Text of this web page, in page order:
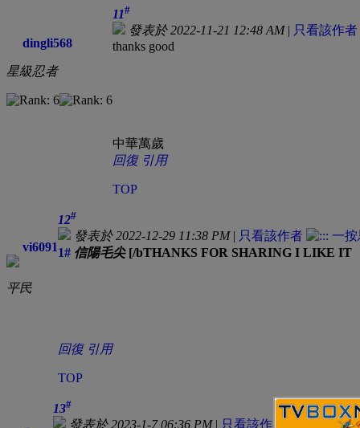
dingli568
星級忍者
11#
發表於 2022-11-21 12:48 AM| 只看該作者
thanks good
中華萬歲
回復 引用
TOP
vi6091
平民
12#
發表於 2022-12-29 11:38 PM| 只看該作者
1# 信陽毛尖[/bTHANKS FOR SHARING I LIKE IT
回復 引用
TOP
13#
發表於 2023-1-7 06:36 PM| 只看該作者